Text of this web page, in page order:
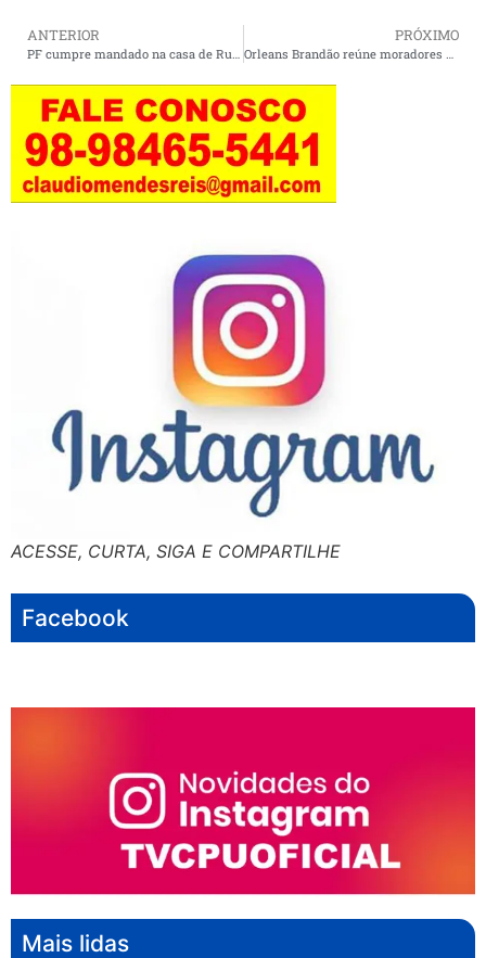
ANTERIOR PRÓXIMO
ACESSE, CURTA, SIGA E COMPARTILHE
Facebook
Mais lidas